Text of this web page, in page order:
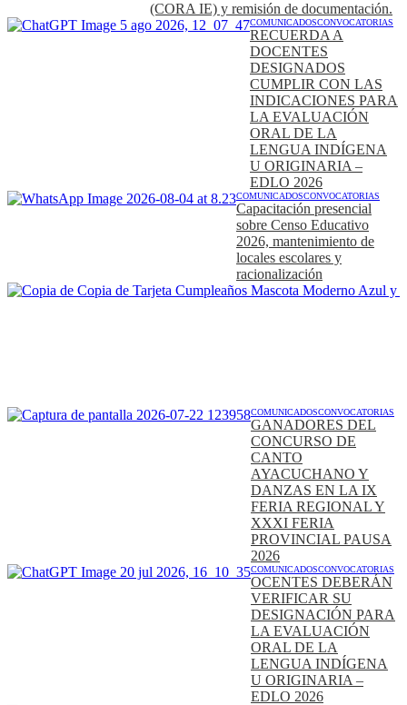
(CORA IE) y remisión de documentación.
COMUNICADOSCONVOCATORIAS
RECUERDA A
DOCENTES
DESIGNADOS
CUMPLIR CON LAS
INDICACIONES PARA
LA EVALUACIÓN
ORAL DE LA
LENGUA INDÍGENA
U ORIGINARIA –
EDLO 2026
COMUNICADOSCONVOCATORIAS
Capacitación presencial
sobre Censo Educativo
2026, mantenimiento de
locales escolares y
racionalización
COMUNICADOSCONVOCATORIAS
GANADORES DEL
CONCURSO DE
CANTO
AYACUCHANO Y
DANZAS EN LA IX
FERIA REGIONAL Y
XXXI FERIA
PROVINCIAL PAUSA
2026
COMUNICADOSCONVOCATORIAS
OCENTES DEBERÁN
VERIFICAR SU
DESIGNACIÓN PARA
LA EVALUACIÓN
ORAL DE LA
LENGUA INDÍGENA
U ORIGINARIA –
EDLO 2026